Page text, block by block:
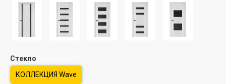
Стекло
КОЛЛЕКЦИЯ Wave